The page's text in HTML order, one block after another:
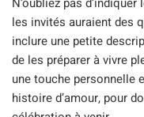
les invités auraient des
inclure une petite
de les préparer à vivre
une touche personnelle
histoire d’amour, pour